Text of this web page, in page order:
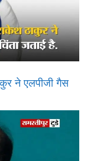
ने एलपीजी गैस